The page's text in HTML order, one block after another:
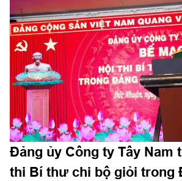
cho bước đồng hành cùng hạ tầng tài
phố. Đây cũng là công trình ý nghĩa chào
năm Thành phố vinh dự mang tên Chủ
hướng tới cột mốc 30 năm Ngân hàng
Quân đội (MB) có mặt tại khu vực phía
Đảng ủy Công ty Tây Nam
thi Bí thư chi bộ giỏi trong